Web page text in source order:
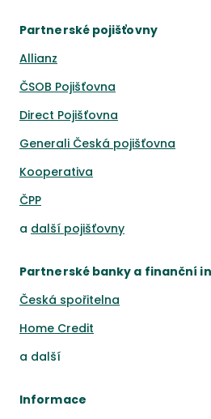
Partnerské pojišťovny
Allianz
ČSOB Pojišťovna
Direct Pojišťovna
Generali Česká pojišťovna
Kooperativa
ČPP
a další pojišťovny
Partnerské banky a finanční
Česká spořitelna
Home Credit
a další
Informace